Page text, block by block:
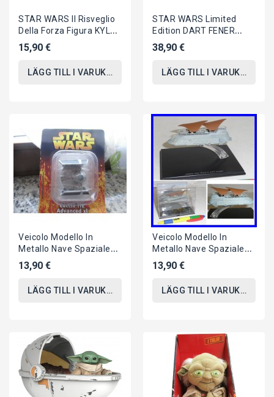
STAR WARS Il Risveglio
Della Forza Figura KYLO
REN Bobble Head FUNKO
Originale
15,90 €
LÄGG TILL I VARUKORGEN
STAR WARS Limited
Edition DART FENER
Raro SET 11 Mini FIGURE
3cm Porcellana...
38,90 €
LÄGG TILL I VARUKORGEN
Veicolo Modello In
Metallo Nave Spaziale
TIE FIGHTER ADVANCED
X1 Star Wars...
13,90 €
LÄGG TILL I VARUKORGEN
Veicolo Modello In
Metallo Nave Spaziale
JABBA THE HUTT'S SAIL
BARGE Star...
13,90 €
LÄGG TILL I VARUKORGEN